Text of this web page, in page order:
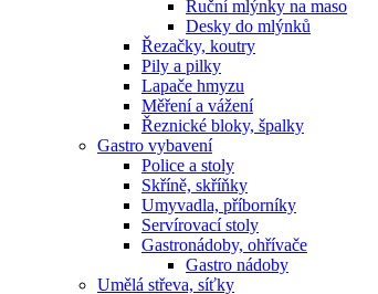
Ruční mlýnky na maso
Desky do mlýnků
Řezačky, koutry
Pily a pilky
Lapače hmyzu
Měření a vážení
Řeznické bloky, špalky
Gastro vybavení
Police a stoly
Skříně, skříňky
Umyvadla, příborníky
Servírovací stoly
Gastronádoby, ohřívače
Gastro nádoby
Umělá střeva, síťky